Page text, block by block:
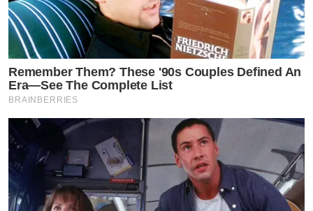
Remember Them? These '90s Couples Defined An
Era—See The Complete List
BRAINBERRIES